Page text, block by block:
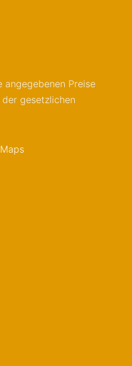
angegebenen Preise
gesetzlichen